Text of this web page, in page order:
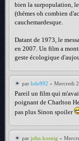
bien la surpopulation,
(thémes oh combien
cauchemardesque.
Datant de 1973, le
en 2007. Un film a
geste écologique
par lolo992 » Mercredi
Pareil un film qui
poignant de Charlton
pas plus Sinon spoiler
par john.koenig »